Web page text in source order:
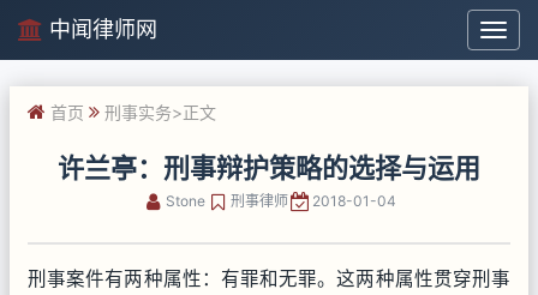
中
闻
律
中闻律师网
首页 刑事实务>正文
许兰亭：刑事辩护策略的选择与运用
Stone 刑事律师 2018-01-04
刑事案件有两种属性：有罪和无罪。这两种属性贯穿刑事